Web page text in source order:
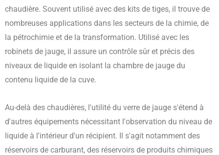
chaudière. Souvent utilisé avec des kits de tiges, il trouve de
nombreuses applications dans les secteurs de la chimie, de
la pétrochimie et de la transformation. Utilisé avec les
robinets de jauge, il assure un contrôle sûr et précis des
niveaux de liquide en isolant la chambre de jauge du
contenu liquide de la cuve.
Au-delà des chaudières, l'utilité du verre de jauge s'étend à
d'autres équipements nécessitant l'observation du niveau de
liquide à l'intérieur d'un récipient. Il s'agit notamment des
réservoirs de carburant, des réservoirs de produits chimiques